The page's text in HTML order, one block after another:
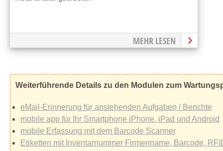
MEHR LESEN
Weiterführende Details zu den Modulen zum
eMail-Erinnerung für anstehenden Aufgaben / Berichte
mobile app für Ihr Smartphone iPhone, iPad und Android
mobile Erfassung mit dem Barcode Scanner
Etiketten mit Inventarnummer Firmenname, Barcode,